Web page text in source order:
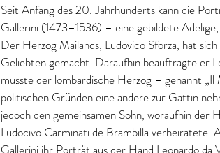
Seit Anfang des 20. Jahrhunderts kann die
Gallerini (1473–1536) – eine gebildete
Der Herzog Mailands, Ludovico Sforza, hat
Geliebten gemacht. Daraufhin beauftragte er
musste der lombardische Herzog – genannt
politischen Gründen eine andere zur Gattin
jedoch den gemeinsamen Sohn, woraufhin
Ludocivo Carminati de Brambilla verheiratete.
Gallerini ihr Porträt aus der Hand Leonardo da